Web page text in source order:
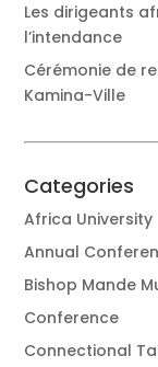
Les dirigeants
l’intendance
Cérémonie de
Kamina-Ville
Categories
Africa University
Annual
Bishop Mande
Conference
Connectional